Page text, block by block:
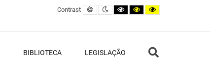
Contrast Default contrast
Night contrast
Black and White contrast
Black and Yellow
Yellow and Black
BIBLIOTECA LEGISLAÇÃO